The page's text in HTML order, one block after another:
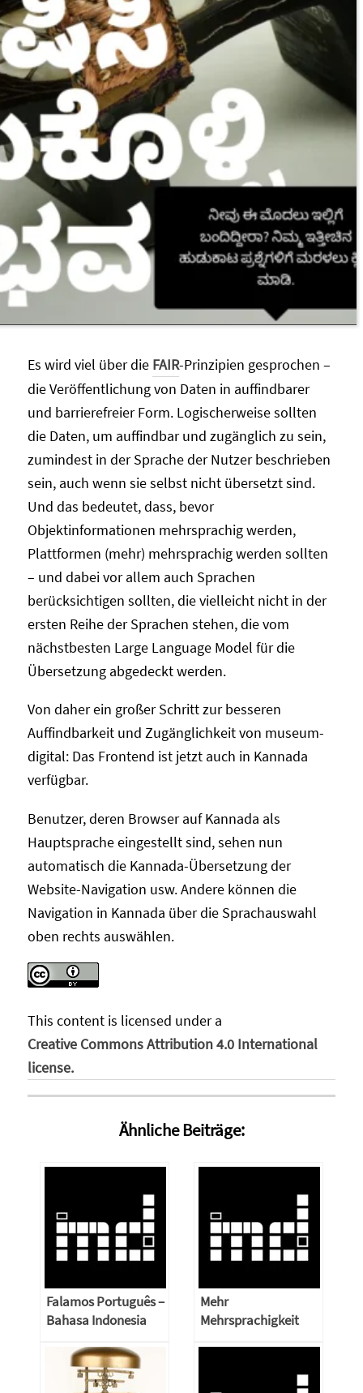
Es wird viel über die FAIR-Prinzipien gesprochen –
die Veröffentlichung von Daten in auffindbarer
und barrierefreier Form. Logischerweise sollten
die Daten, um auffindbar und zugänglich zu sein,
zumindest in der Sprache der Nutzer beschrieben
sein, auch wenn sie selbst nicht übersetzt sind.
Und das bedeutet, dass, bevor
Objektinformationen mehrsprachig werden,
Plattformen (mehr) mehrsprachig werden sollten
– und dabei vor allem auch Sprachen
berücksichtigen sollten, die vielleicht nicht in der
ersten Reihe der Sprachen stehen, die vom
nächstbesten Large Language Model für die
Übersetzung abgedeckt werden.
Von daher ein großer Schritt zur besseren
Auffindbarkeit und Zugänglichkeit von museum-
digital: Das Frontend ist jetzt auch in Kannada
verfügbar.
Benutzer, deren Browser auf Kannada als
Hauptsprache eingestellt sind, sehen nun
automatisch die Kannada-Übersetzung der
Website-Navigation usw. Andere können die
Navigation in Kannada über die Sprachauswahl
oben rechts auswählen.
This contentis licensed under a
Creative Commons Attribution 4.0 International
license.
Ähnliche Beiträge:
Falamos Português –
Bahasa Indonesia
Mehr
Mehrsprachigkeit